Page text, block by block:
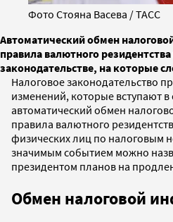
Фото Стояна Васева / ТАСС
Автоматический обмен
правила валютного
законодательстве, на которые
Налоговое законодательство
изменений, которые вступают в
автоматический обмен
правила валютного
физических лиц по налоговым
значимым событием можно
президентом планов на
Обмен налоговой